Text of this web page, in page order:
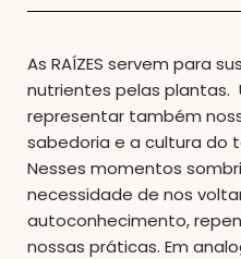
As RAÍZES servem para
nutrientes pelas
representar também
sabedoria e a cultura do
Nesses momentos
necessidade de nos
autoconhecimento,
nossas práticas. Em